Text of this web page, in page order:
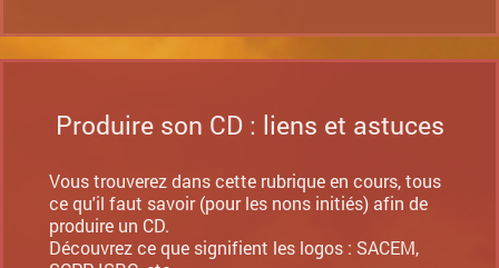
Produire son CD : liens et astuces
Vous trouverez dans cette rubrique en cours, tous
ce qu'il faut savoir (pour les nons initiés) afin de
produire un CD.
Découvrez ce que signifient les logos : SACEM,